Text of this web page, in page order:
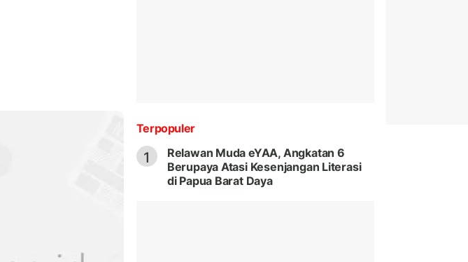
Terpopuler
1
Relawan Muda eYAA, Angkatan 6
Berupaya Atasi Kesenjangan Literasi
di Papua Barat Daya